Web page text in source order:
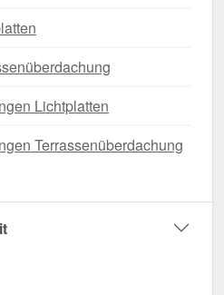
Lichtplatten
Terrassenüberdachung